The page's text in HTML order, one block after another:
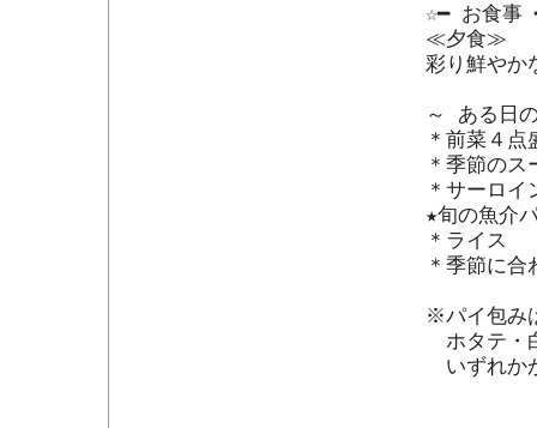
☆━ お食事
≪夕食≫
彩り鮮やか
～ ある日
＊前菜４点
＊季節のス
＊サーロイ
★旬の魚介
＊ライス
＊季節に
※パイ包み
ホタテ・
いずれか